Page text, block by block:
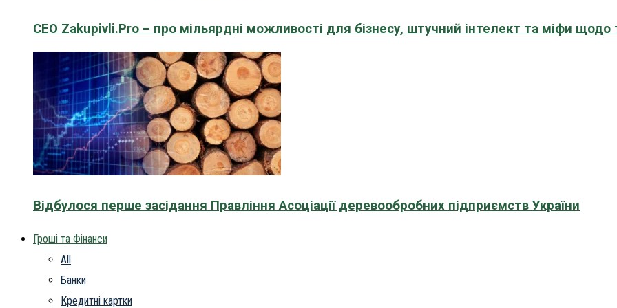
CEO Zakupivli.Pro – про мільярдні можливості для бізнесу, штучний інтелект та міфи щодо
Відбулося перше засідання Правління Асоціації деревообробних підприємств України
Гроші та Фінанси
All
Банки
Кредитні картки